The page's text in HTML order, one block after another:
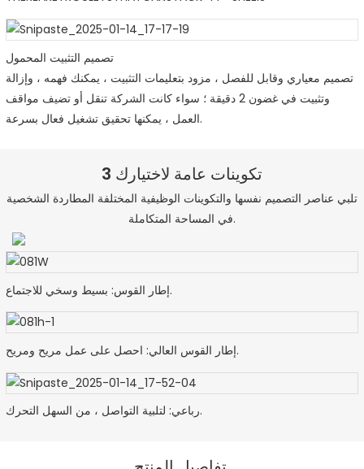
تصميم التثبيت المحمول
تصميم معياري وقابل للفصل ، مزود بتعليمات التثبيت ، يمكنك فهمه ، وإزالة
وتثبيت في غضون 2 دقيقة ؛ سواء كانت الشركة تنقل أو تضيف مواقف
العمل ، يمكنها تحقيق تشغيل فعال بسرعة.
3 تكوينات عامة لاختيارك
تلبي عناصر التصميم نفسها والتكوينات الوظيفية المختلفة المطاردة الشخصية
في المساحة المتكاملة.
إطار القوس: بسيط وسخي للاجتماع.
إطار القوس العالي: احصل على عمل مريح ومريح.
رباعي: لتلبية التواصل ، من السهل التحرك.